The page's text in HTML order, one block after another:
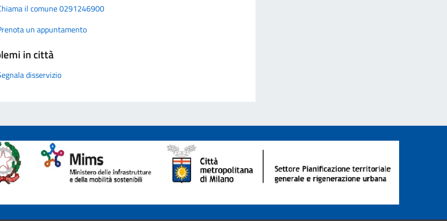
il comune 0291246900
un appuntamento
in città
disservizio